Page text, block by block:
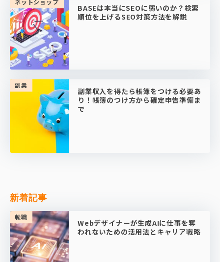
BASEは本当にSEOに弱いのか？検索
順位を上げるSEO対策方法を解説
副業
副業収入を得たら帳簿をつける必要あ
り！帳簿のつけ方から確定申告準備ま
で
新着記事
転職
Webデザイナーが生成AIに仕事を奪
われないための活用法とキャリア戦略